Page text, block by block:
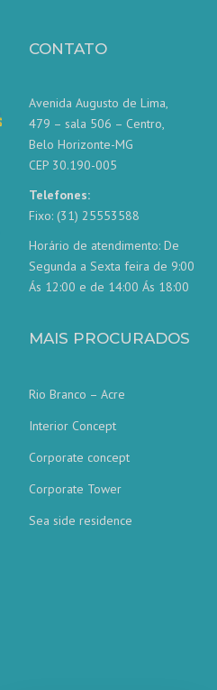
CONTATO
Avenida Augusto de Lima,
479 – sala 506 – Centro,
Belo Horizonte-MG
CEP 30.190-005
Telefones:
Fixo: (31) 25553588
Horário de atendimento: De
Segunda a Sexta feira de 9:00
Ás 12:00 e de 14:00 Ás 18:00
MAIS PROCURADOS
Rio Branco – Acre
Interior Concept
Corporate concept
Corporate Tower
Sea side residence
Nossa equipe de atendimento ao